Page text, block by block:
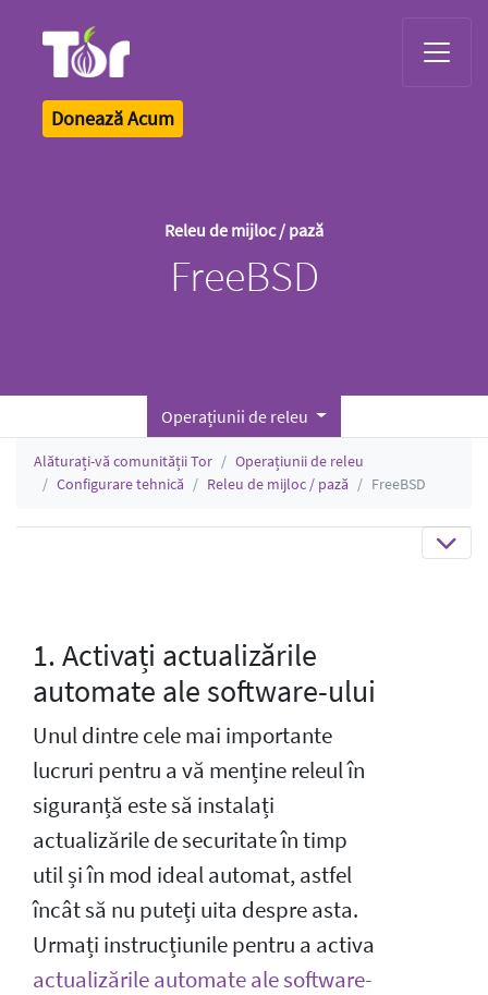
Donează Acum
Releu de mijloc / pază
FreeBSD
Operațiunii de releu
Alăturați-vă comunității Tor
Operațiunii de releu
Configurare tehnică
Releu de mijloc / pază FreeBSD
1. Activați actualizările
automate ale software-ului
Unul dintre cele mai importante
lucruri pentru a vă menține releul în
siguranță este să instalați
actualizările de securitate în timp
util și în mod ideal automat, astfel
încât să nu puteți uita despre asta.
Urmați instrucțiunile pentru a activa
actualizările automate ale software-